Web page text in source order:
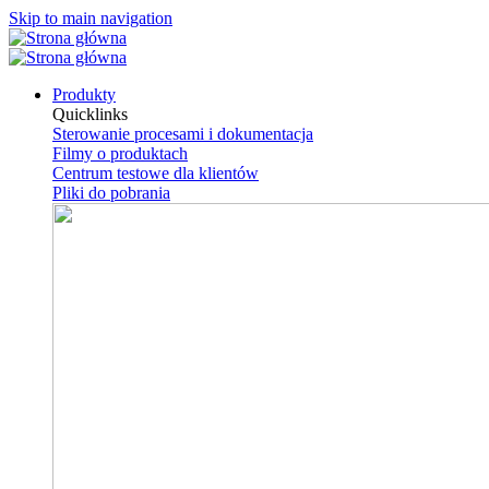
Skip to main navigation
Produkty
Quicklinks
Sterowanie procesami i dokumentacja
Filmy o produktach
Centrum testowe dla klientów
Pliki do pobrania